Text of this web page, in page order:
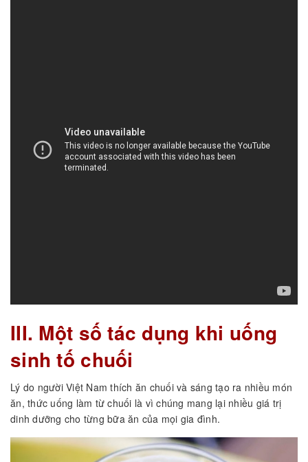
III. Một số tác dụng khi uống
sinh tố chuối
Lý do người Việt Nam thích ăn chuối và sáng tạo ra nhiều món
ăn, thức uống làm từ chuối là vì chúng mang lại nhiều giá trị
dinh dưỡng cho từng bữa ăn của mọi gia đình.